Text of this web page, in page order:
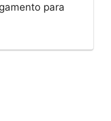
para